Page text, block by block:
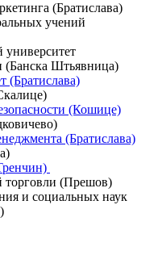
(Братислава)
учений
университет
(Банска Штьявница)
(Братислава)
(Кошице)
(Братислава)
торговли (Прешов)
и социальных наук